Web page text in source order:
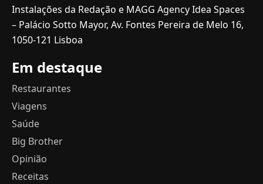
Instalações da Redação e MAGG Agency Idea Spaces
– Palácio Sotto Mayor, Av. Fontes Pereira de Melo 16,
1050-121 Lisboa
Em destaque
Restaurantes
Viagens
Saúde
Big Brother
Opinião
Receitas